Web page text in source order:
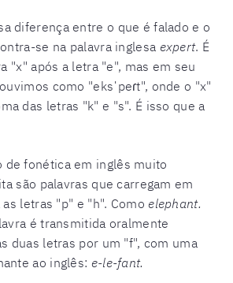
diferença entre o que é falado e o
se na palavra inglesa expert. É
"x" após a letra "e", mas em seu
como "eksˈpeɾt", onde o "x"
das letras "k" e "s". É isso que a
de fonética em inglês muito
são palavras que carregam em
letras "p" e "h". Comoelephant.
é transmitida oralmente
duas letras por um "f", com uma
ao inglês: e-le-fant.